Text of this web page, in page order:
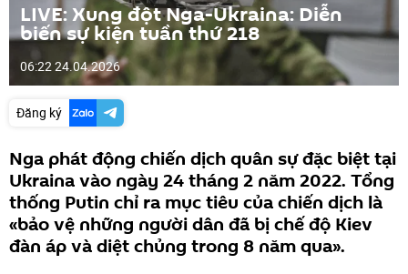
LIVE: Xung đột Nga-Ukraina: Diễn
biến sự kiện tuần thứ 218
06:22 24.04.2026
Đăng ký
Nga phát động chiến dịch quân sự đặc biệt tại
Ukraina vào ngày 24 tháng 2 năm 2022. Tổng
thống Putin chỉ ra mục tiêu của chiến dịch là
«bảo vệ những người dân đã bị chế độ Kiev
đàn áp và diệt chủng trong 8 năm qua».